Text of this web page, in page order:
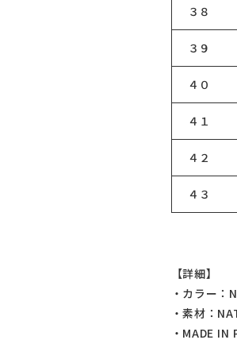
３８
３９
４０
４１
４２
４３
【詳細】
・カラー：
・素材：
・MADE